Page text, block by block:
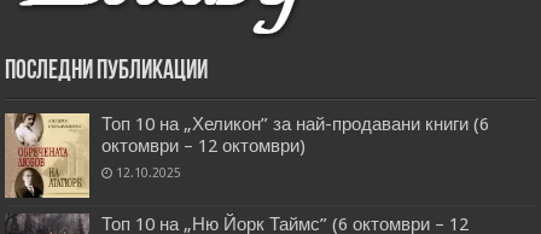
Последни публикации
Топ 10 на „Хеликон” за най-продавани книги (6
октомври – 12 октомври)
12.10.2025
Топ 10 на „Ню Йорк Таймс” (6 октомври – 12